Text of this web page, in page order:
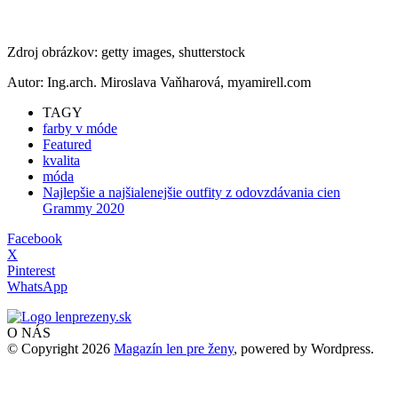
Zdroj obrázkov: getty images, shutterstock
Autor: Ing.arch. Miroslava Vaňharová, myamirell.com
TAGY
farby v móde
Featured
kvalita
móda
Najlepšie a najšialenejšie outfity z odovzdávania cien
Grammy 2020
Facebook
X
Pinterest
WhatsApp
O NÁS
© Copyright 2026 Magazín len pre ženy, powered by Wordpress.